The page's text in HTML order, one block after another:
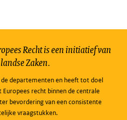
Recht is een initiatief van
Zaken.
de departementen en heeft tot doel
recht binnen de centrale
bevordering van een consistente
vraagstukken.